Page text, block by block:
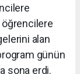
öğrencilere
alan
günün
sona erdi.